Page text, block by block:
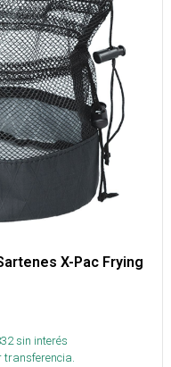
X-Pac Frying
sin interés
transferencia.